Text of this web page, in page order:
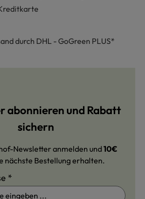
durch DHL - GoGreen PLUS*
abonnieren und Rabatt
sichern
Newsletter anmelden und10€
nächste Bestellung erhalten.
*